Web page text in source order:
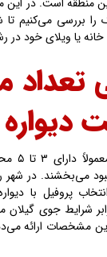
بررسی می‌کنیم تا
خانه یا ویلای خود
می‌بخشند. در
شرایط جوی گیلان
مشخصات ارائه